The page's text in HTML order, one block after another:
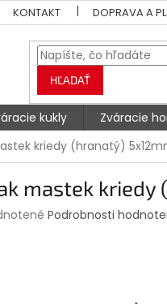
KONTAKT DOPRAVA A
HĽADAŤ
kukly Zváracie
kriedy (hranatý)
mastek kriedy
Podrobnosti